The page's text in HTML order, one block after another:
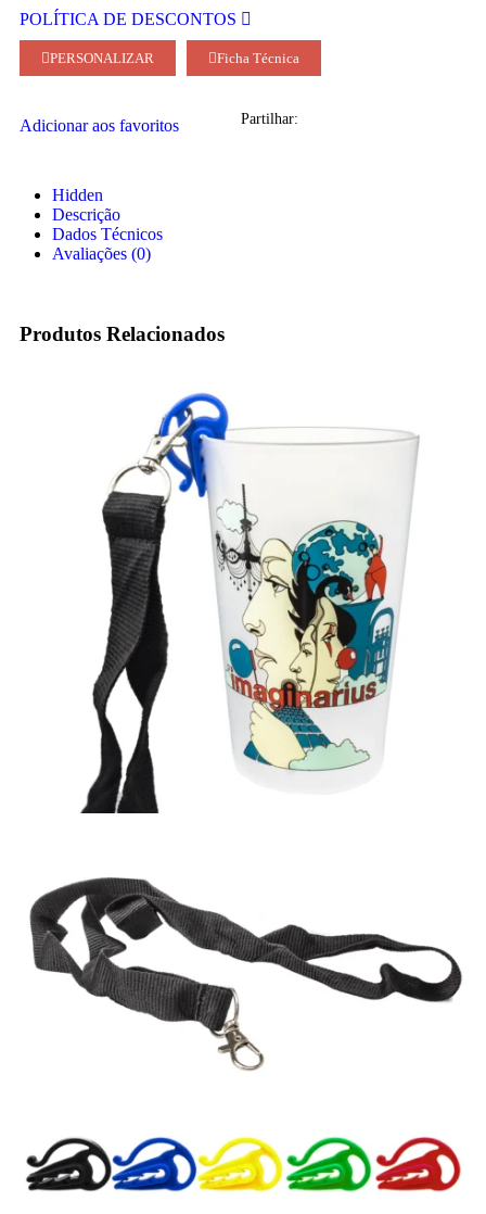
POLÍTICA DE DESCONTOS
PERSONALIZAR Ficha Técnica
Adicionar aos favoritos Partilhar:
Hidden
Descrição
Dados Técnicos
Avaliações (0)
Produtos Relacionados